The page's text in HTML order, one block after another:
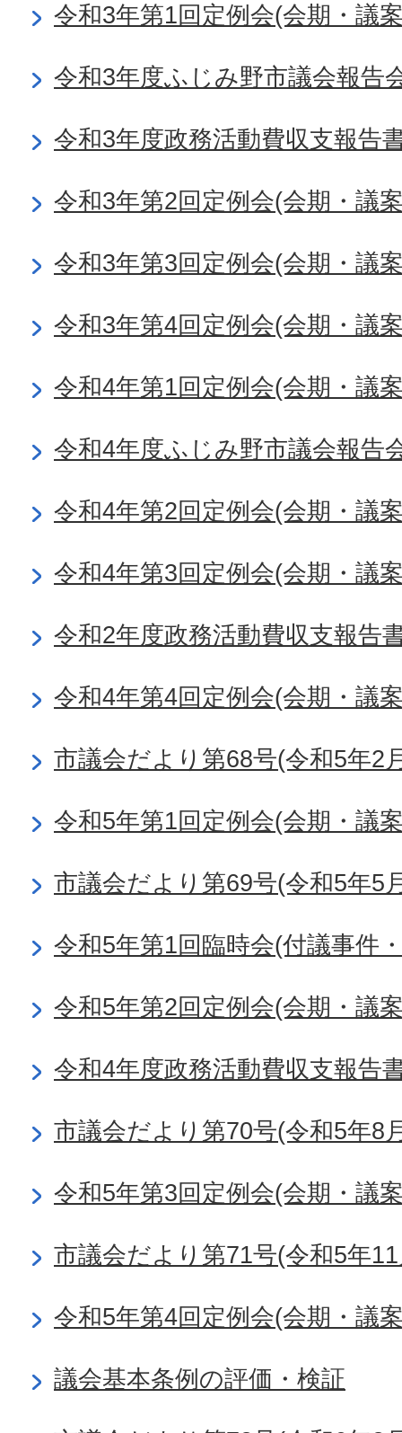
令和3年第1回定例会(会期・議
令和3年度ふじみ野市議会報告
令和3年度政務活動費収支報告
令和3年第2回定例会(会期・議
令和3年第3回定例会(会期・議
令和3年第4回定例会(会期・議
令和4年第1回定例会(会期・議
令和4年度ふじみ野市議会報告
令和4年第2回定例会(会期・議
令和4年第3回定例会(会期・議
令和2年度政務活動費収支報告
令和4年第4回定例会(会期・議
市議会だより第68号(令和5年2
令和5年第1回定例会(会期・議
市議会だより第69号(令和5年5
令和5年第1回臨時会(付議事件
令和5年第2回定例会(会期・議
令和4年度政務活動費収支報告
市議会だより第70号(令和5年8
令和5年第3回定例会(会期・議
市議会だより第71号(令和5年
令和5年第4回定例会(会期・議
議会基本条例の評価・検証